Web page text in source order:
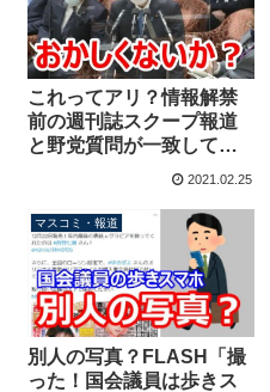
これってアリ？情報解禁
前の週刊誌スクープ報道
と野党質問が一致して連
動、メディアと取引か？
2021.02.25
マスコミ・報道
別人の写真？FLASH「撮
った！国会議員は歩きス